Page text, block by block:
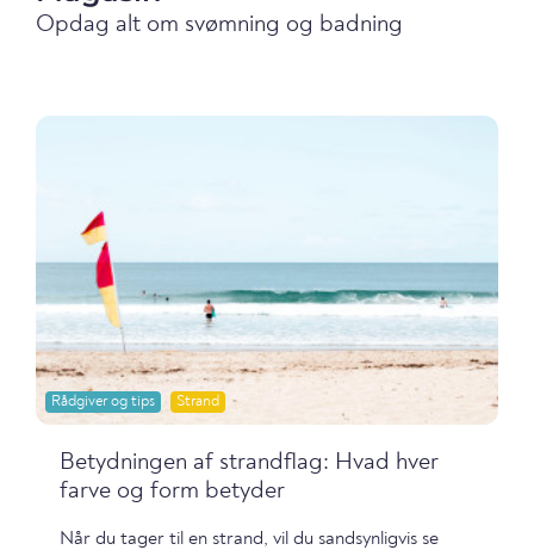
Opdag alt om svømning og badning
Rådgiver og tips Strand
Betydningen af strandflag: Hvad hver
farve og form betyder
Når du tager til en strand, vil du sandsynligvis se